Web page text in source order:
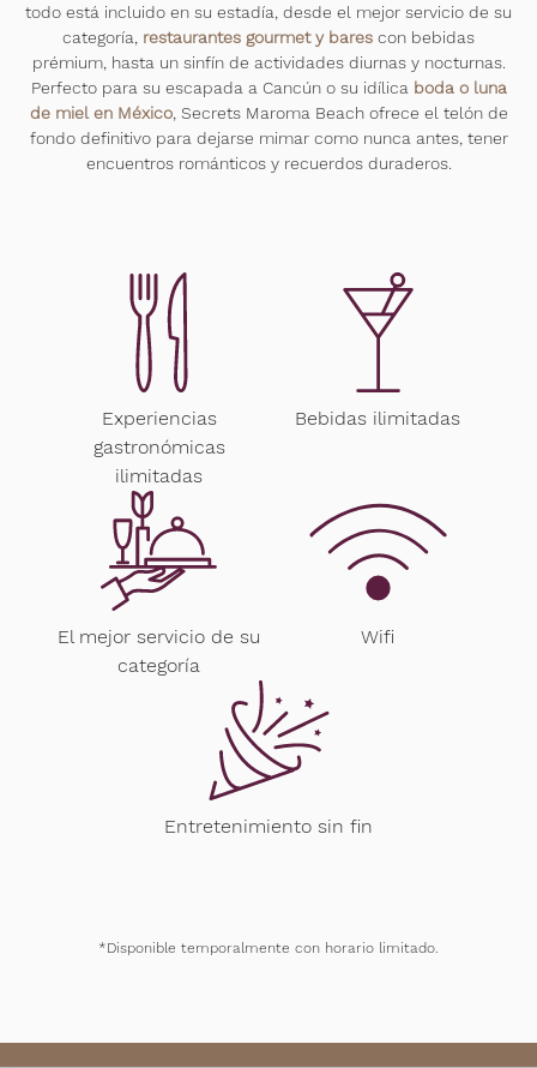
todo está incluido en su estadía, desde el mejor servicio de su
categoría, restaurantes gourmet y bares con bebidas
prémium, hasta un sinfín de actividades diurnas y nocturnas.
Perfecto para su escapada a Cancún o su idílica boda o luna
de miel en México, Secrets Maroma Beach ofrece el telón de
fondo definitivo para dejarse mimar como nunca antes, tener
encuentros románticos y recuerdos duraderos.
Experiencias
gastronómicas
ilimitadas
Bebidas ilimitadas
El mejor servicio de su
categoría
Wifi
Entretenimiento sin fin
*Disponible temporalmente con horario limitado.